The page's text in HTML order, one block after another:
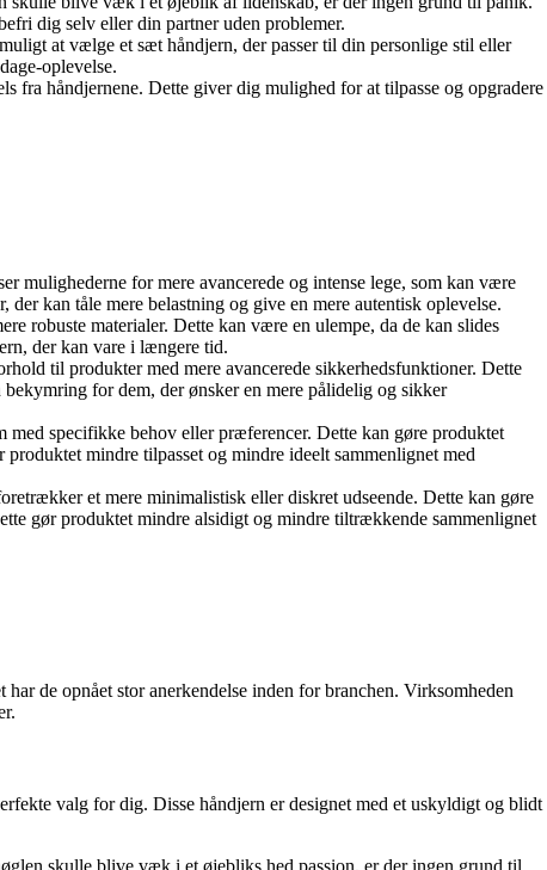
dig selv eller din partner uden problemer.
at vælge et sæt håndjern, der passer til din personlige stil eller
oplevelse.
fra håndjernene. Dette giver dig mulighed for at tilpasse og opgradere
mulighederne for mere avancerede og intense lege, som kan være
kan tåle mere belastning og give en mere autentisk oplevelse.
robuste materialer. Dette kan være en ulempe, da de kan slides
der kan vare i længere tid.
til produkter med mere avancerede sikkerhedsfunktioner. Dette
for dem, der ønsker en mere pålidelig og sikker
med specifikke behov eller præferencer. Dette kan gøre produktet
mindre tilpasset og mindre ideelt sammenlignet med
et mere minimalistisk eller diskret udseende. Dette kan gøre
gør produktet mindre alsidigt og mindre tiltrækkende sammenlignet
de opnået stor anerkendelse inden for branchen. Virksomheden
valg for dig. Disse håndjern er designet med et uskyldigt og blidt